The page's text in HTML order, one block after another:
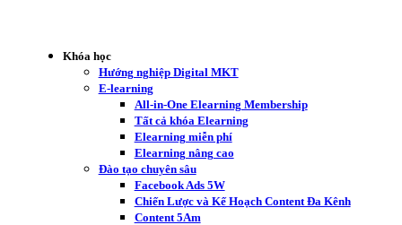
Khóa học
Hướng nghiệp Digital MKT
E-learning
All-in-One Elearning Membership
Tất cả khóa Elearning
Elearning miễn phí
Elearning nâng cao
Đào tạo chuyên sâu
Facebook Ads 5W
Chiến Lược và Kế Hoạch Content Đa Kênh
Content 5Am